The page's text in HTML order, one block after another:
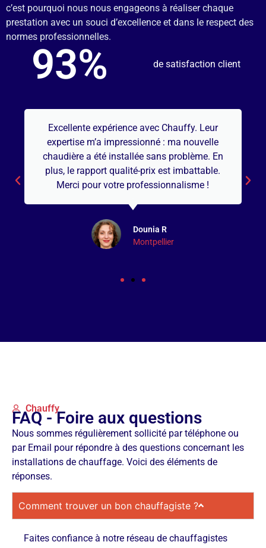
c’est pourquoi nous nous engageons à réaliser chaque
prestation avec un souci d’excellence et dans le respect des
normes professionnelles.
de satisfaction client
93%
Excellente expérience avec Chauffy. Leur
expertise m’a impressionné : ma nouvelle
chaudière a été installée sans problème. En
plus, le rapport qualité-prix est imbattable.
Merci pour votre professionnalisme !
Dounia R
Montpellier
Chauffy
FAQ - Foire aux questions
Nous sommes régulièrement sollicité par téléphone ou
par Email pour répondre à des questions concernant les
installations de chauffage. Voici des éléments de
réponses.
Comment trouver un bon chauffagiste ?
Faites confiance à notre réseau de chauffagistes